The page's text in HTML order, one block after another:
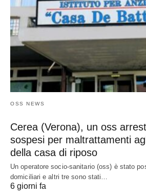
OSS NEWS
Cerea (Verona), un oss
sospesi per maltrattamenti
della casa di riposo
Un operatore socio-sanitario (oss) è stato
domiciliari e altri tre sono stati…
6 giorni fa